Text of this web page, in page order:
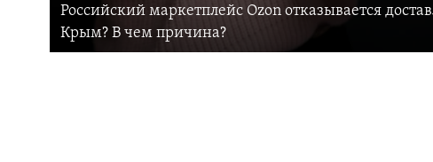
Российский маркетплейс Ozon отказывается
Крым? В чем причина?